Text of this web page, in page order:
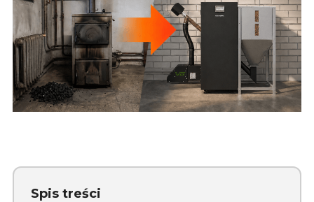
Spis treści